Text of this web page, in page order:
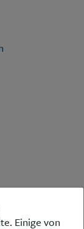
Stimme
berichtet sie
Einige von